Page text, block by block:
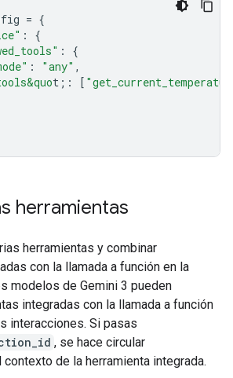
= {
:
{
:
{
: "any" ,
t; : [
herramientas
herramientas y combinar
con la llamada a función en la
modelos de Gemini 3 pueden
integradas con la llamada a función
interacciones. Si pasas
, se hace circular
de la herramienta integrada.